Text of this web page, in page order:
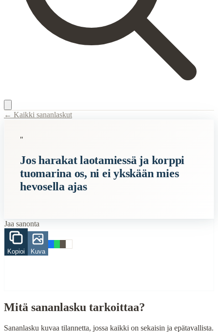
Description:Sananlasku kuvaa tilannetta, jossa kaikki on sekaisin ja
Semantic Themes
harakka
korppi
mies
Understanding Finnish cultural wisdom
Finding quotes for speeches or writing
← Kaikki sananlaskut
"
Jos harakat laotamiessä ja korppi
tuomarina os, ni ei ykskään mies
hevosella ajas
Jaa sanonta
Kopioi Kuva
Mitä sananlasku tarkoittaa?
Sananlasku kuvaa tilannetta, jossa kaikki on sekaisin ja epätavallista.